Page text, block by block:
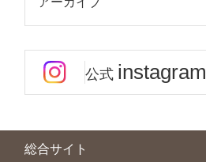
公式 instagram
総合サイト